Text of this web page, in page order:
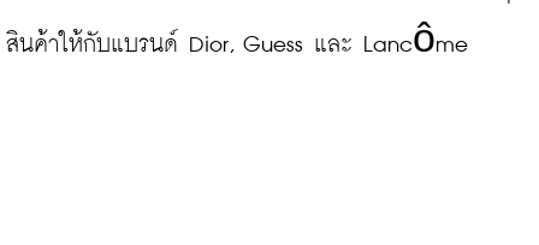
สินค้าให้กับแบรนด์ Dior, Guess และ Lancôme